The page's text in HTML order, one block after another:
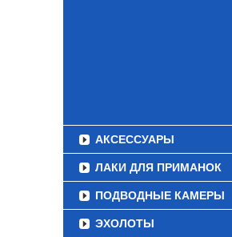
АКСЕССУАРЫ
ЛАКИ ДЛЯ ПРИМАНОК
ПОДВОДНЫЕ КАМЕРЫ
ЭХОЛОТЫ